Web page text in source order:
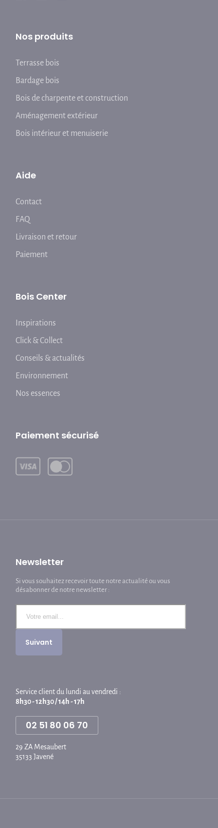
Nos produits
Terrasse bois
Bardage bois
Bois de charpente et construction
Aménagement extérieur
Bois intérieur et menuiserie
Aide
Contact
FAQ
Livraison et retour
Paiement
Bois Center
Inspirations
Click & Collect
Conseils & actualités
Environnement
Nos essences
Paiement sécurisé
Newsletter
Si vous souhaitez recevoir toute notre actualité ou vous
désabonner de notre newsletter :
Service client du lundi au vendredi :
8h30 - 12h30 / 14h - 17h
02 51 80 06 70
29 ZA Mesaubert
35133 Javené